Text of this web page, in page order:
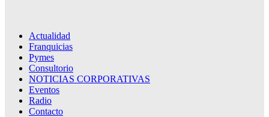
Actualidad
Franquicias
Pymes
Consultorio
NOTICIAS CORPORATIVAS
Eventos
Radio
Contacto